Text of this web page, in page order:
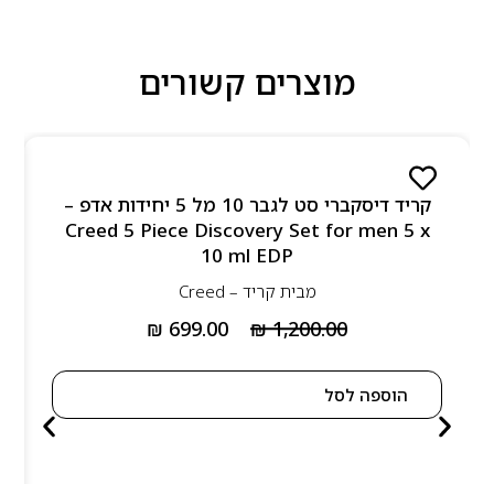
מוצרים קשורים
קריד דיסקברי סט לגבר 10 מל 5 יחידות אדפ –
Creed 5 Piece Discovery Set for men 5 x
10 ml EDP
מבית קריד – Creed
₪1,200.00
₪ 699.00
הוספה לסל